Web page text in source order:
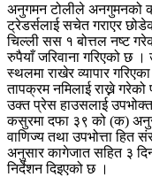
अनुगमन टोलीले अनगुमनको
ट्रेडर्सलाई सचेत गराएर
चिल्ली सस १ बोत्तल नष्ट
रुपैयाँ जरिवाना गरिएको छ
स्थलमा राखेर व्यापार
तापक्रम नमिलाई राख्ने
उक्त प्रेस हाउसलाई
कसुरमा दफा ३९ को (क)
वाणिज्य तथा उपभोत्ता हित
अनुसार कागेजात सहित ३
निर्देशन दिइएको छ ।